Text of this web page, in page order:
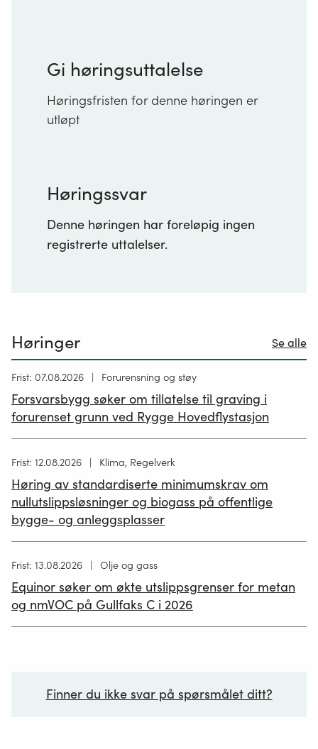
Gi høringsuttalelse
Høringsfristen for denne høringen er
utløpt
Høringssvar
Denne høringen har foreløpig ingen
registrerte uttalelser.
Høringer Se alle
Høring
publisert
26.06.2026
Frist: 07.08.2026 Forurensning og støy
Forsvarsbygg søker om tillatelse til graving i
forurenset grunn ved Rygge Hovedflystasjon
Høring
publisert
12.05.2026
Frist: 12.08.2026 Klima, Regelverk
Høring av standardiserte minimumskrav om
nullutslippsløsninger og biogass på offentlige
bygge- og anleggsplasser
Høring
publisert
02.07.2026
Frist: 13.08.2026 Olje og gass
Equinor søker om økte utslippsgrenser for metan
og nmVOC på Gullfaks C i 2026
Finner du ikke svar på spørsmålet ditt?